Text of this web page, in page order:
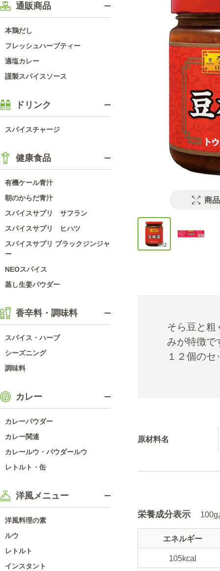
通販商品
本鶏だし
フレッシュハーブティー
適塩カレー
謹製スパイスソース
ドリンク
スパイスチャージ
健康食品
有機ケール青汁
朝のからだ青汁
スパイスサプリ サフラン
スパイスサプリ ヒハツ
スパイスサプリ ブラックジンジャ
ー
NEOスパイス
蒸し生姜パウダー
香辛料・調味料
スパイス・ハーブ
シーズニング
調味料
カレー
カレーパウダー
カレー関連
カレールウ・パウダールウ
レトルト・缶
洋風メニュー
洋風料理の素
ルウ
レトルト
インスタント
商
そら豆と粗
みが特徴で
１２個の
原材料名
栄養成分表示 100g
エネルギー
105kcal